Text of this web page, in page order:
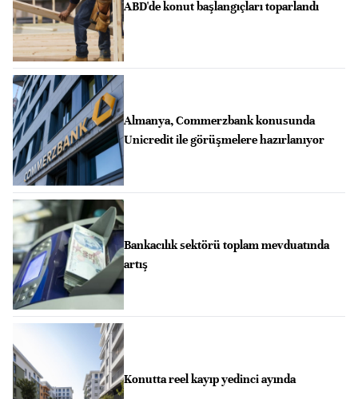
ABD'de konut başlangıçları toparlandı
Almanya, Commerzbank konusunda
Unicredit ile görüşmelere hazırlanıyor
Bankacılık sektörü toplam mevduatında
artış
Konutta reel kayıp yedinci ayında